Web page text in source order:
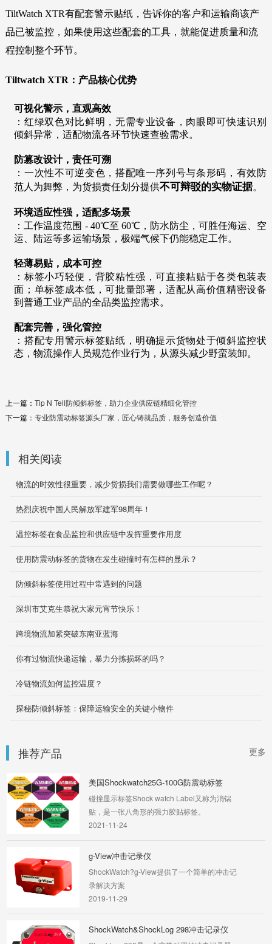
TiltWatch XTR有配套警示贴纸，告诉你的客户和运输商该产
品已被监控，如果使用这些配套的工具，就能促进质量和流
程控制整个环节。
Tiltwatch XTR：产品核心优势
可视化警示，直观高效
：红绿双色对比鲜明，无需专业设备，肉眼即可快速识别
倾斜异常，适配物流各环节快速查验需求。
防篡改设计，责任可溯
：一次性不可逆变色，搭配唯一序列号与条形码，有效防
范人为舞弊，为货损责任划分提供不可辩驳的实物证据。
环境适应性强，适配多场景
：工作温度范围 - 40℃至 60℃，防水防尘，可胜任海运、空
运、陆运等多运输场景，极端气候下仍能稳定工作。
轻薄易贴，成本可控
：标签小巧轻便，背胶粘性强，可直接粘贴于各类包装表
面；单标签成本低，可批量部署，适配从高价值精密设备
到普通工业产品的全品类监控需求。
配套完善，强化管控
：搭配专用警示标签贴纸，明确提示货物处于倾斜监控状
态，物流操作人员规范作业行为，从源头减少野蛮装卸。
上一篇： Tip N Tell防倾斜标签，助力企业供应链精细化管控
下一篇： 专业防震动标签源头厂家，匠心铸就品质，服务创造价值
相关阅读
物流的时效性很重要，减少货损我们需要做哪些工作呢？
热烈庆祝中国人民解放军建军98周年！
温控标签在食品监控和供应链中发挥重要作用度
使用防震动标签的货物在发生碰撞时有怎样的显示？
防倾斜标签使用过程中常遇到的问题
深圳市艾克生恭祝大家元宵节快乐！
跨境物流加紧突破东南亚蓝海
你有过物流快递运输，暴力分拣损坏的吗？
冷链物流如何监控温度？
探秘防倾斜标签：保障运输安全的关键小物件
更多
推荐产品
升级版ShockDot三代防震感应标签
2022-11-07
Timestrip5℃食品温度监控标签
以显示您产品暴露
ShockWatch&ShockLog 冲击记录仪248
美国Shockwatch25G-100G防震动标签
贴，是一张八角形的强力胶贴标签。
2021-11-24
g-View冲击记录仪
2019-11-29
ShockWatch&ShockLog 298冲击记录仪